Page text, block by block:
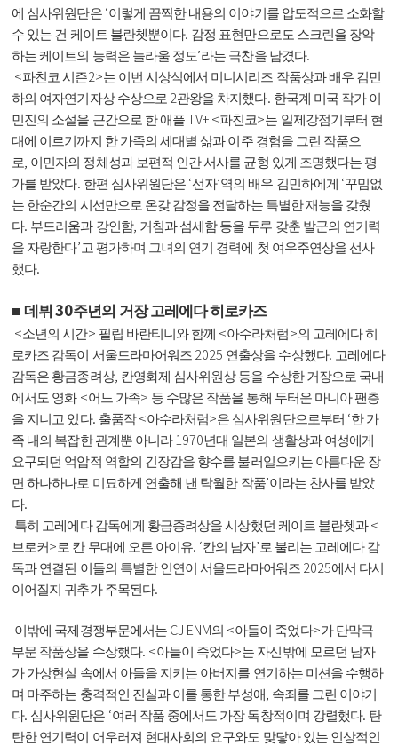
에 심사위원단은 ‘이렇게 끔찍한 내용의 이야기를 압도적으로 소화할
수 있는 건 케이트 블란쳇뿐이다. 감정 표현만으로도 스크린을 장악
하는 케이트의 능력은 놀라울 정도’라는 극찬을 남겼다.
<파친코 시즌2>는 이번 시상식에서 미니시리즈 작품상과 배우 김민
하의 여자연기자상 수상으로 2관왕을 차지했다. 한국계 미국 작가 이
민진의 소설을 근간으로 한 애플TV+ <파친코>는 일제강점기부터 현
대에 이르기까지 한 가족의 세대별 삶과 이주 경험을 그린 작품으
로 이민자의 정체성과 보편적 인간 서사를 균형 있게 조명했다는 평
가를 받았다. 한편 심사위원단은 ‘선자’역의 배우 김민하에게 ‘꾸밈없
는 한순간의 시선만으로 온갖 감정을 전달하는 특별한 재능을 갖췄
다. 부드러움과 강인함, 거침과 섬세함 등을 두루 갖춘 발군의 연기력
을 자랑한다’고 평가하며 그녀의 연기 경력에 첫 여우주연상을 선사
했다.
■데뷔30주년의 거장 고레에다 히로카즈
<소년의 시간> 필립 바란티니와 함께 <아수라처럼>의 고레에다 히
로카즈 감독이 서울드라마어워즈 2025 연출상을 수상했다. 고레에다
감독은 황금종려상, 칸영화제 심사위원상 등을 수상한 거장으로 국내
에서도 영화 <어느 가족> 등 수많은 작품을 통해 두터운 마니아 팬층
을 지니고 있다. 출품작<아수라처럼>은 심사위원단으로부터 ‘한 가
족 내의 복잡한 관계뿐 아니라 1970년대 일본의 생활상과 여성에게
요구되던 억압적 역할의 긴장감을 향수를 불러일으키는 아름다운 장
면 하나하나로 미묘하게 연출해 낸 탁월한 작품’이라는 찬사를 받았
다.
특히 고레에다 감독에게 황금종려상을 시상했던 케이트 블란쳇과<
브로커>로 칸 무대에 오른 아이유. ‘칸의 남자’로 불리는 고레에다 감
독과 연결된 이들의 특별한 인연이 서울드라마어워즈 2025에서 다시
이어질지 귀추가 주목된다.
이밖에 국제경쟁부문에서는 CJ ENM의 <아들이 죽었다>가 단막극
부문 작품상을 수상했다. <아들이 죽었다>는 자신밖에 모르던 남자
가 가상현실 속에서 아들을 지키는 아버지를 연기하는 미션을 수행하
며 마주하는 충격적인 진실과 이를 통한 부성애
속죄를 그린 이야기
다. 심사위원단은 ‘여러 작품 중에서도 가장 독창적이며 강렬했다. 탄
탄한 연기력이 어우러져 현대사회의 요구와도 맞닿아 있는 인상적인